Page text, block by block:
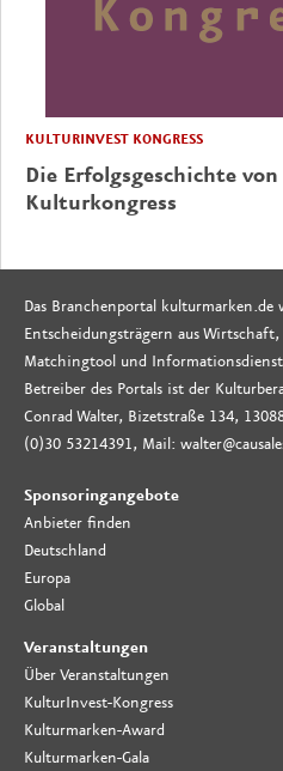
KULTURINVEST KONGRESS
Die Erfolgsgeschichte
Kulturkongress
Das Branchenportal
Entscheidungsträgern aus
Matchingtool und
Betreiber des Portals ist der
Conrad Walter, Bizetstraße 134,
(0)30 53214391, Mail:
Sponsoringangebote
Anbieter finden
Deutschland
Europa
Global
Veranstaltungen
Über Veranstaltungen
KulturInvest-Kongress
Kulturmarken-Award
Kulturmarken-Gala